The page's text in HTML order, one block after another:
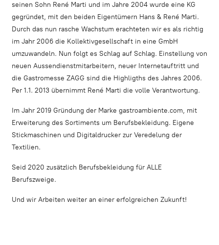
seinen Sohn René Marti und im Jahre 2004 wurde eine KG
gegründet, mit den beiden Eigentümern Hans & René Marti.
Durch das nun rasche Wachstum erachteten wir es als richtig
im Jahr 2006 die Kollektivgesellschaft in eine GmbH
umzuwandeln. Nun folgt es Schlag auf Schlag. Einstellung von
neuen Aussendienstmitarbeitern, neuer Internetauftritt und
die Gastromesse ZAGG sind die Highligths des Jahres 2006.
Per 1.1. 2013 übernimmt René Marti die volle Verantwortung.
Im Jahr 2019 Gründung der Marke gastroambiente.com, mit
Erweiterung des Sortiments um Berufsbekleidung. Eigene
Stickmaschinen und Digitaldrucker zur Veredelung der
Textilien.
Seid 2020 zusätzlich Berufsbekleidung für ALLE
Berufszweige.
Und wir Arbeiten weiter an einer erfolgreichen Zukunft!